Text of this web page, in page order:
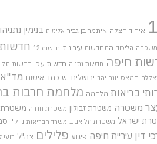
איחוד הצלה איתמר בן גביר אלימות בנימין נתניהו
משפחה הליכוד התחדשות עירונית חדשות 12
חיפה חדשות נתניה חדשות עכו חדשות תל
חמאס יונה יהב ירושלים יש כתב אישום מד"א
בריאות מלחמה מלחמת חרבות
משטרה משטרת זבולון משטרת חדרה משטרת
ישראל משטרת תל אביב משרד הבריאות נדל"ן
דין עיריית חיפה פיגוע פלילים צה"ל רועי